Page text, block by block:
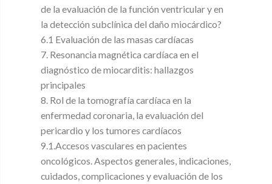
de la evaluación de la función ventricular y en
la detección subclínica del daño miocárdico?
6.1 Evaluación de las masas cardíacas
7. Resonancia magnética cardíaca en el
diagnóstico de miocarditis: hallazgos
principales
8. Rol de la tomografía cardíaca en la
enfermedad coronaria, la evaluación del
pericardio y los tumores cardíacos
9.1.Accesos vasculares en pacientes
oncológicos. Aspectos generales, indicaciones,
cuidados, complicaciones y evaluación de los